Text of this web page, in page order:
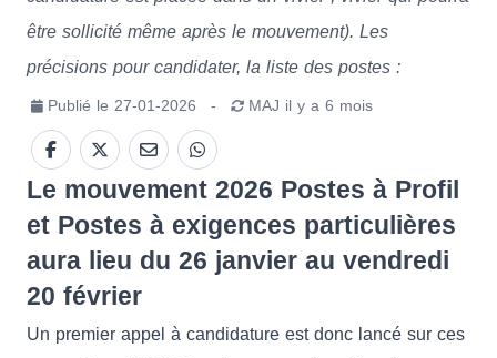
être sollicité même après le mouvement). Les
précisions pour candidater, la liste des postes :
Publié le 27-01-2026 - MAJ il y a 6 mois
Le mouvement 2026 Postes à Profil
et Postes à exigences particulières
aura lieu du 26 janvier au vendredi
20 février
Un premier appel à candidature est donc lancé sur ces